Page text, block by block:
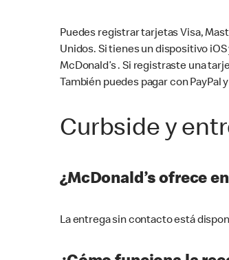
Puedes registrar tarjetas Visa,
Unidos. Si tienes un dispositivo
McDonald’s . Si registraste una
También puedes pagar con PayPal
Curbside y
¿McDonald’s ofrece
La entrega sin contacto está